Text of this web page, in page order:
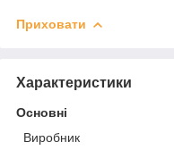
Приховати
Характеристики
Основні
Виробник